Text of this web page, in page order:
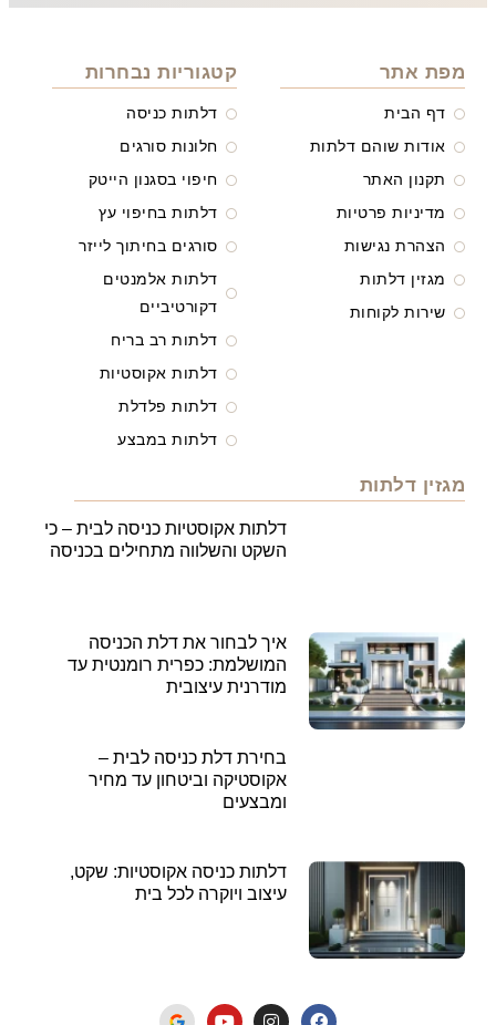
מפת אתר
דף הבית
אודות שוהם דלתות
תקנון האתר
מדיניות פרטיות
הצהרת נגישות
מגזין דלתות
שירות לקוחות
קטגוריות נבחרות
דלתות כניסה
חלונות סורגים
חיפוי בסגנון הייטק
דלתות בחיפוי עץ
סורגים בחיתוך לייזר
דלתות אלמנטים
דקורטיביים
דלתות רב בריח
דלתות אקוסטיות
דלתות פלדלת
דלתות במבצע
מגזין דלתות
דלתות אקוסטיות כניסה לבית – כי
השקט והשלווה מתחילים בכניסה
איך לבחור את דלת הכניסה
המושלמת: כפרית רומנטית עד
מודרנית עיצובית
בחירת דלת כניסה לבית –
אקוסטיקה וביטחון עד מחיר
ומבצעים
דלתות כניסה אקוסטיות: שקט,
עיצוב ויוקרה לכל בית